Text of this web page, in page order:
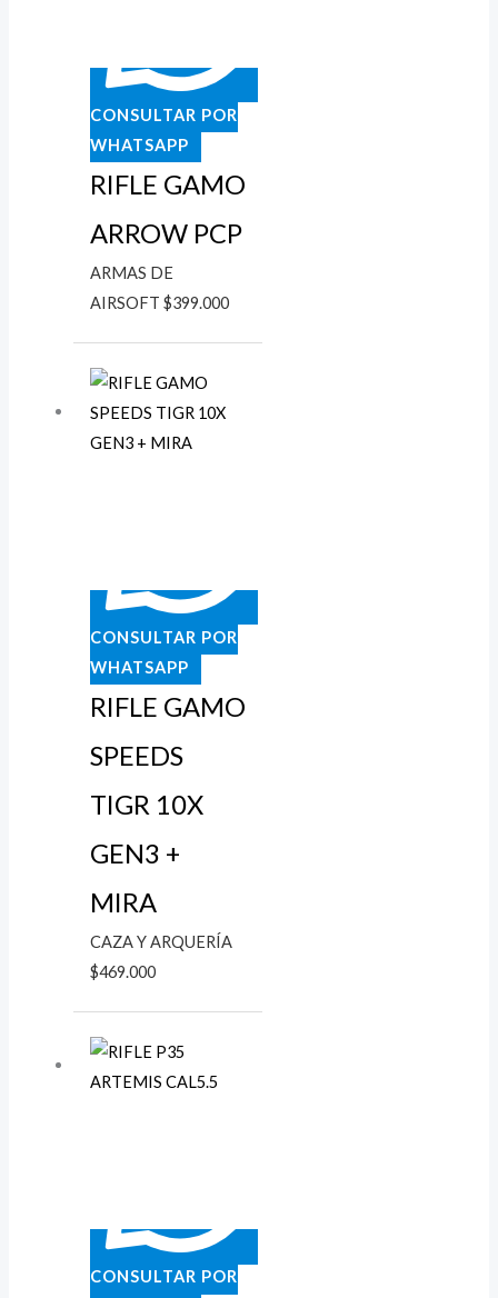
CONSULTAR POR
WHATSAPP
RIFLE GAMO
ARROW PCP
ARMAS DE
AIRSOFT $399.000
CONSULTAR POR
WHATSAPP
RIFLE GAMO
SPEEDS
TIGR 10X
GEN3 +
MIRA
CAZA Y ARQUERÍA
$469.000
CONSULTAR POR